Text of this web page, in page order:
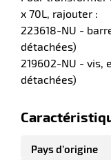
x 70L, rajouter :
223618-NU -
détachées)
219602-NU - vis,
détachées)
Pays d’origine